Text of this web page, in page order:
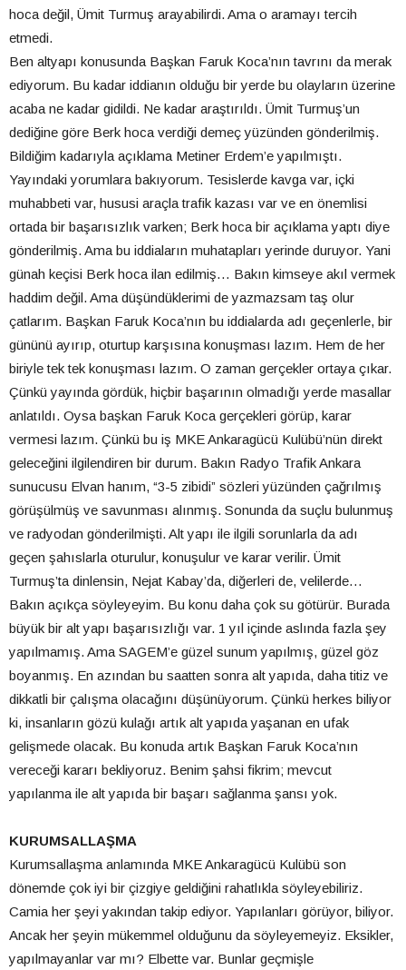
hoca değil, Ümit Turmuş arayabilirdi. Ama o aramayı tercih
etmedi.
Ben altyapı konusunda Başkan Faruk Koca’nın tavrını da merak
ediyorum. Bu kadar iddianın olduğu bir yerde bu olayların üzerine
acaba ne kadar gidildi. Ne kadar araştırıldı. Ümit Turmuş’un
dediğine göre Berk hoca verdiği demeç yüzünden gönderilmiş.
Bildiğim kadarıyla açıklama Metiner Erdem’e yapılmıştı.
Yayındaki yorumlara bakıyorum. Tesislerde kavga var, içki
muhabbeti var, hususi araçla trafik kazası var ve en önemlisi
ortada bir başarısızlık varken; Berk hoca bir açıklama yaptı diye
gönderilmiş. Ama bu iddiaların muhatapları yerinde duruyor. Yani
günah keçisi Berk hoca ilan edilmiş… Bakın kimseye akıl vermek
haddim değil. Ama düşündüklerimi de yazmazsam taş olur
çatlarım. Başkan Faruk Koca’nın bu iddialarda adı geçenlerle, bir
gününü ayırıp, oturtup karşısına konuşması lazım. Hem de her
biriyle tek tek konuşması lazım. O zaman gerçekler ortaya çıkar.
Çünkü yayında gördük, hiçbir başarının olmadığı yerde masallar
anlatıldı. Oysa başkan Faruk Koca gerçekleri görüp, karar
vermesi lazım. Çünkü bu iş MKE Ankaragücü Kulübü’nün direkt
geleceğini ilgilendiren bir durum. Bakın Radyo Trafik Ankara
sunucusu Elvan hanım, “3-5 zibidi” sözleri yüzünden çağrılmış
görüşülmüş ve savunması alınmış. Sonunda da suçlu bulunmuş
ve radyodan gönderilmişti. Alt yapı ile ilgili sorunlarla da adı
geçen şahıslarla oturulur, konuşulur ve karar verilir. Ümit
Turmuş’ta dinlensin, Nejat Kabay’da, diğerleri de, velilerde…
Bakın açıkça söyleyeyim. Bu konu daha çok su götürür. Burada
büyük bir alt yapı başarısızlığı var. 1 yıl içinde aslında fazla şey
yapılmamış. Ama SAGEM’e güzel sunum yapılmış, güzel göz
boyanmış. En azından bu saatten sonra alt yapıda, daha titiz ve
dikkatli bir çalışma olacağını düşünüyorum. Çünkü herkes biliyor
ki, insanların gözü kulağı artık alt yapıda yaşanan en ufak
gelişmede olacak. Bu konuda artık Başkan Faruk Koca’nın
vereceği kararı bekliyoruz. Benim şahsi fikrim; mevcut
yapılanma ile alt yapıda bir başarı sağlanma şansı yok.
KURUMSALLAŞMA
Kurumsallaşma anlamında MKE Ankaragücü Kulübü son
dönemde çok iyi bir çizgiye geldiğini rahatlıkla söyleyebiliriz.
Camia her şeyi yakından takip ediyor. Yapılanları görüyor, biliyor.
Ancak her şeyin mükemmel olduğunu da söyleyemeyiz. Eksikler,
yapılmayanlar var mı? Elbette var. Bunlar geçmişle